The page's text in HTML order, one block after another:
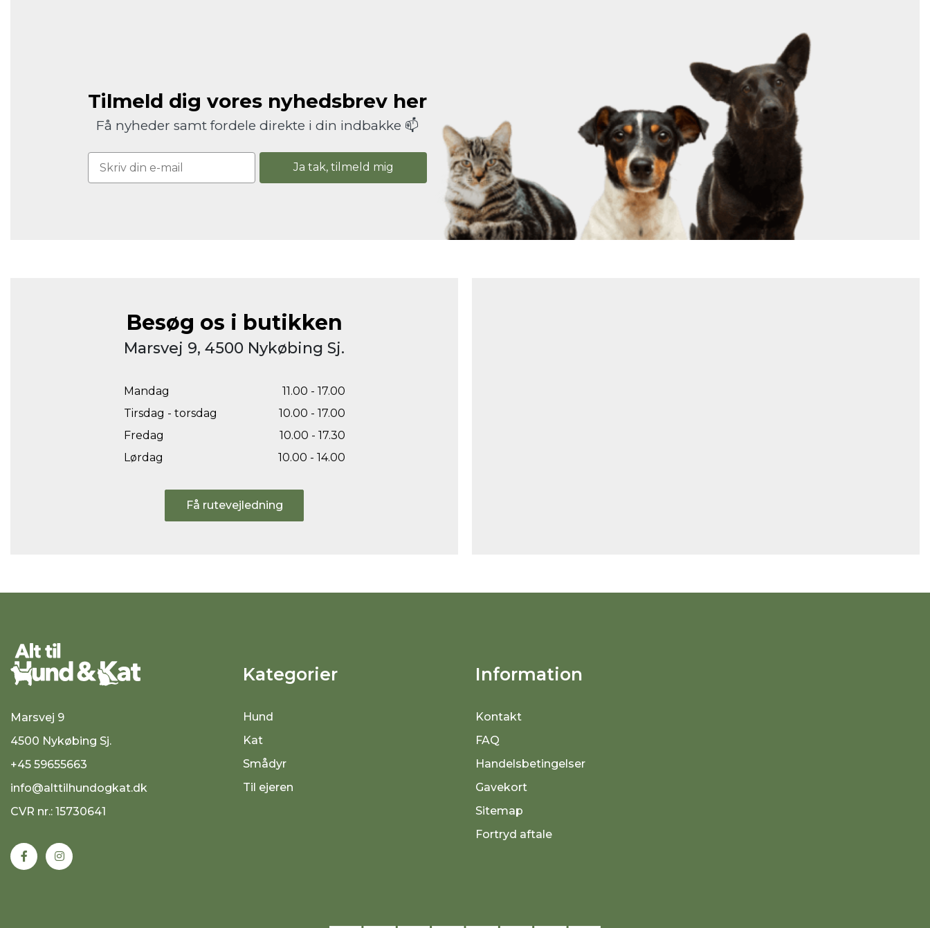
Tilmeld dig vores nyhedsbrev her
Få nyheder samt fordele direkte i din indbakke 📫
Ja tak, tilmeld mig
Besøg os i butikken
Marsvej 9, 4500 Nykøbing Sj.
Mandag
11.00 - 17.00
Tirsdag - torsdag
10.00 - 17.00
Fredag
10.00 - 17.30
Lørdag
10.00 - 14.00
Få rutevejledning
Marsvej 9
4500 Nykøbing Sj.
+45 59655663
info@alttilhundogkat.dk
CVR nr.: 15730641
Kategorier
Hund
Kat
Smådyr
Til ejeren
Information
Kontakt
FAQ
Handelsbetingelser
Gavekort
Sitemap
Fortryd aftale